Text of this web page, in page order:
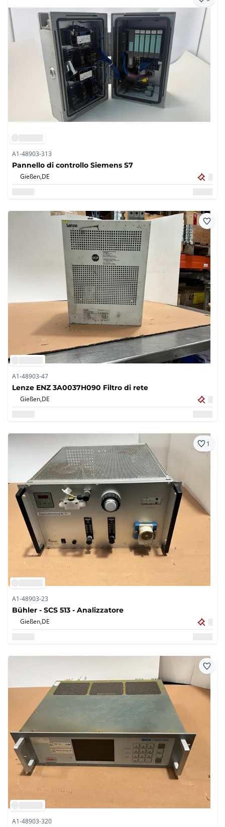
A1-48903-313
Pannello di controllo Siemens S7
Gießen,DE
A1-48903-47
Lenze ENZ 3A0037H090 Filtro di rete
Gießen,DE
1
A1-48903-23
Bühler - SCS 513 - Analizzatore
Gießen,DE
A1-48903-320